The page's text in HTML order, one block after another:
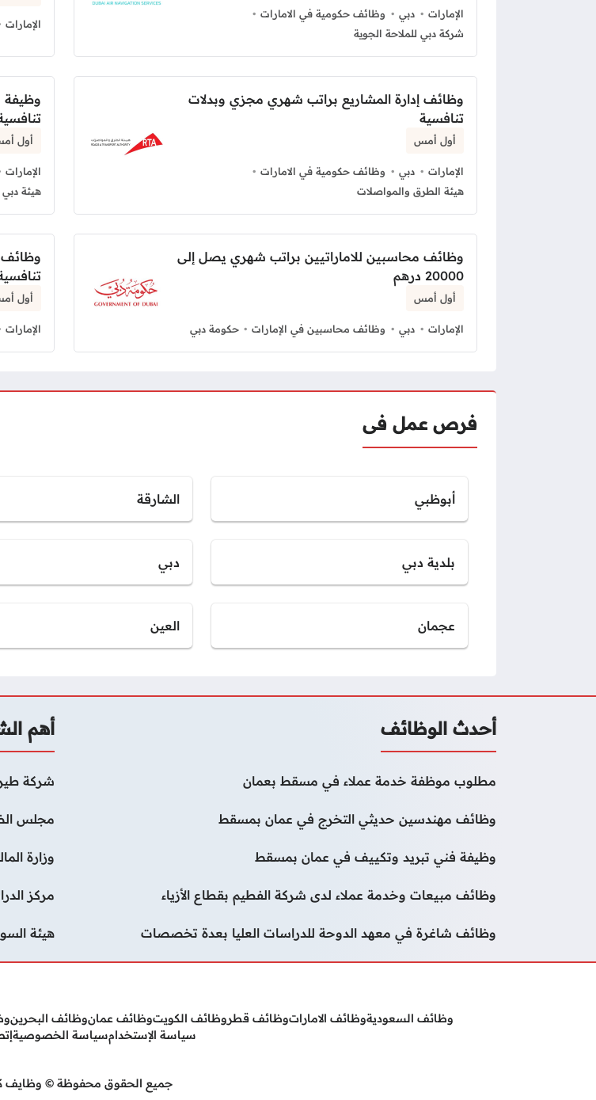
الإمارات دبي
وظائف حكومية في الامارات
شركة دبي للملاحة الجوية
الإمارات
وظائف إدارة المشاريع براتب شهري مجزي وبدلات
تنافسية
أول أمس
الإمارات دبي
وظائف حكومية في الامارات
هيئة الطرق والمواصلات
وظيفة
أول
الإمارات
هيئة دبي
وظائف محاسبين للاماراتيين براتب شهري يصل إلى
20000 درهم
أول أمس
الإمارات دبي وظائف محاسبين في الإمارات حكومة دبي
وظائف
أول
الإمارات
فرص عمل فى
أبوظبي الشارقة
بلدية دبي دبي
عجمان العين
أحدث الوظائف
مطلوب موظفة خدمة عملاء في مسقط بعمان
وظائف مهندسين حديثي التخرج في عمان بمسقط
وظيفة فني تبريد وتكييف في عمان بمسقط
وظائف مبيعات وخدمة عملاء لدى شركة الفطيم بقطاع الأزياء
وظائف شاغرة في معهد الدوحة للدراسات العليا بعدة تخصصات
أهم
شركة
مجلس
وزارة
مركز
هيئة
وظائف السعوديةوظائف الاماراتوظائف قطروظائف الكويتوظائف عمانوظائف البحرين
سياسة الإستخدامسياسة الخصوصية
جميع الحقوق محفوظة © وظايف كوم